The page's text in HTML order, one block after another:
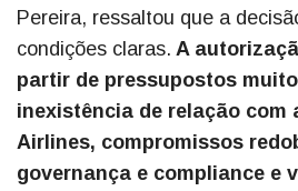
Pereira, ressaltou que a
condições claras. A
partir de pressupostos
inexistência de relação com
Airlines, compromissos
governança e compliance e